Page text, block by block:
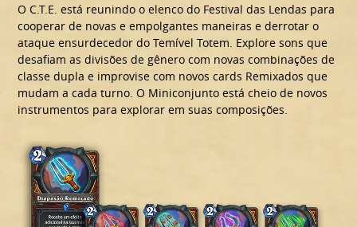
O C.T.E. está reunindo o elenco do Festival das Lendas para
cooperar de novas e empolgantes maneiras e derrotar o
ataque ensurdecedor do Temível Totem. Explore sons que
desafiam as divisões de gênero com novas combinações de
classe dupla e improvise com novos cards Remixados que
mudam a cada turno. O Miniconjunto está cheio de novos
instrumentos para explorar em suas composições.